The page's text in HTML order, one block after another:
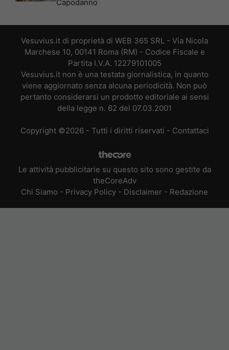
Capodanno
Vesuvius.it di proprietà di WEB 365 SRL - Via Nicola
Marchese 10, 00141 Roma (RM) - Codice Fiscale e
Partita I.V.A. 12279101005
Vesuvius.it non è una testata giornalistica, in quanto
viene aggiornato senza alcuna periodicità. Non può
pertanto considerarsi un prodotto editoriale ai sensi
della legge n. 62 del 07.03.2001
Copyright ©2026 - Tutti i diritti riservati - Contattaci
Le attività pubblicitarie su questo sito sono gestite da
theCoreAdv
Chi Siamo - Privacy Policy - Disclaimer - Redazione